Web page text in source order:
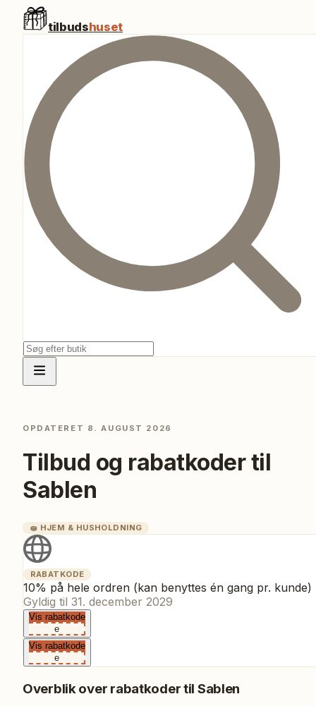
tilbudshuset
OPDATERET 8. AUGUST 2026
Tilbud og rabatkoder til
Sablen
🧽 HJEM & HUSHOLDNING
RABATKODE
10% på hele ordren (kan benyttes én gang pr. kunde)
Gyldig til 31. december 2029
Vis rabatkode
e
Vis rabatkode
e
Overblik over rabatkoder til Sablen